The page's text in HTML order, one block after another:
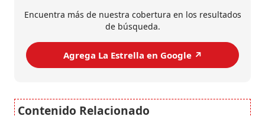
Encuentra más de nuestra cobertura en los resultados
de búsqueda.
Agrega La Estrella en Google ↗️